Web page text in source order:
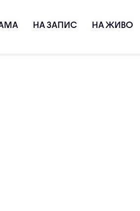
НА ЗАПИС НА ЖИВО